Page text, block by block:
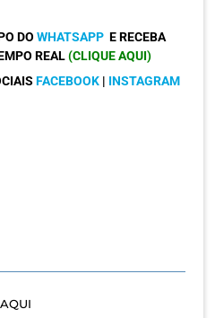
DO WHATSAPP E RECEBA
REAL(CLIQUE AQUI)
FACEBOOK | INSTAGRAM